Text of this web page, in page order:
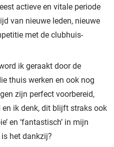
actieve en vitale periode
van nieuwe leden, nieuwe
met de clubhuis-
ik geraakt door de
thuis werken en ook nog
zijn perfect voorbereid,
ik denk, dit blijft straks ook
en ‘fantastisch’ in mijn
het dankzij?